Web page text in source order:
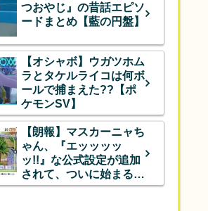
つおやじ』の昔話エピソ
ードまとめ【藍の円盤】
【オシャボ】ウガツホム
ラとタケルライコは何ボ
ールで捕まえた??【ポ
ケモンSV】
【朗報】マスカーニャち
ゃん、『エッッッッ
ッ!!』な公式設定が追加
されて、ついに始まるｗ
ｗｗ